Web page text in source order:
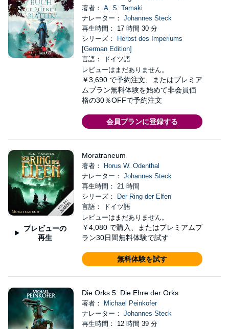
著者： A. S. Tamaki
ナレーター： Johannes Steck
再生時間： 17 時間 30 分
シリーズ：
Herbst des Imperiums
[German Edition]
言語： ドイツ語
レビューはまだありません。
￥3,690 で予約注文、またはプレミア
ムプラン無料体験を始めて非会員価
格の30％OFFで予約注文
会員プランに登録する
プレビューの
再生
Moratraneum
著者：
Horus W. Odenthal
ナレーター： Johannes Steck
再生時間： 21 時間
シリーズ：
Der Ring der Elfen
言語： ドイツ語
レビューはまだありません。
￥4,080 で購入、またはプレミアムプ
ラン30日間無料体験で試す
無料体験を試す
Die Orks 5: Die Ehre der Orks
著者：
Michael Peinkofer
ナレーター： Johannes Steck
再生時間： 12 時間 39 分